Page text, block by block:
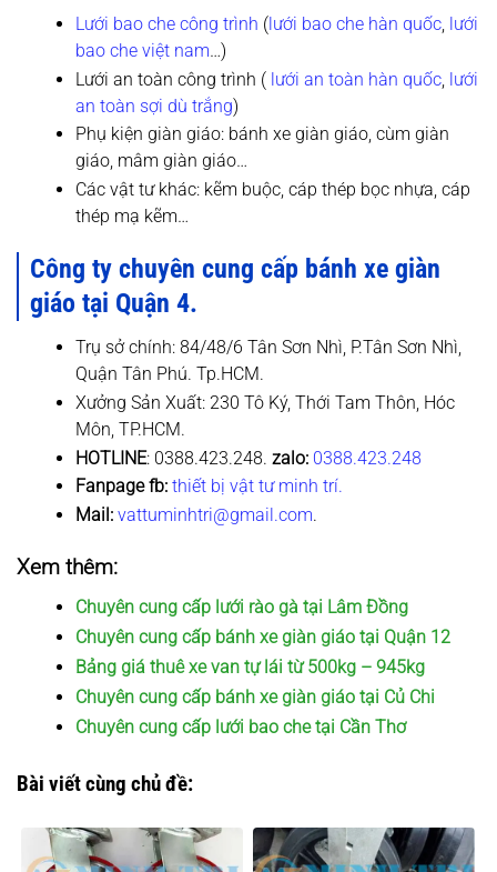
Lưới bao che công trình (lưới bao che hàn quốc, lưới
bao che việt nam…)
Lưới an toàn công trình ( lưới an toàn hàn quốc, lưới
an toàn sợi dù trắng)
Phụ kiện giàn giáo: bánh xe giàn giáo, cùm giàn
giáo, mâm giàn giáo…
Các vật tư khác: kẽm buộc, cáp thép bọc nhựa, cáp
thép mạ kẽm…
Công ty chuyên cung cấp bánh xe giàn
giáo tại Quận 4.
Trụ sở chính: 84/48/6 Tân Sơn Nhì, P.Tân Sơn Nhì,
Quận Tân Phú. Tp.HCM.
Xưởng Sản Xuất: 230 Tô Ký, Thới Tam Thôn, Hóc
Môn, TP.HCM.
HOTLINE: 0388.423.248. zalo: 0388.423.248
Fanpage fb: thiết bị vật tư minh trí.
Mail: vattuminhtri@gmail.com.
Xem thêm:
Chuyên cung cấp lưới rào gà tại Lâm Đồng
Chuyên cung cấp bánh xe giàn giáo tại Quận 12
Bảng giá thuê xe van tự lái từ 500kg – 945kg
Chuyên cung cấp bánh xe giàn giáo tại Củ Chi
Chuyên cung cấp lưới bao che tại Cần Thơ
Bài viết cùng chủ đề: